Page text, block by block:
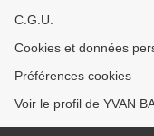
C.G.U.
Cookies et données
Préférences cookies
Voir le profil de YVAN